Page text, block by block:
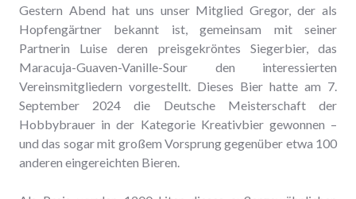
Gestern Abend hat uns unser Mitglied Gregor, der als
Hopfengärtner bekannt ist, gemeinsam mit seiner
Partnerin Luise deren preisgekröntes Siegerbier, das
Maracuja-Guaven-Vanille-Sour den interessierten
Vereinsmitgliedern vorgestellt. Dieses Bier hatte am 7.
September 2024 die Deutsche Meisterschaft der
Hobbybrauer in der Kategorie Kreativbier gewonnen –
und das sogar mit großem Vorsprung gegenüber etwa 100
anderen eingereichten Bieren.